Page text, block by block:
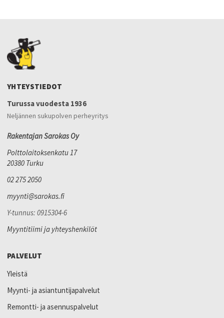
YHTEYSTIEDOT
Turussa vuodesta 1936
Neljännen sukupolven perheyritys
Rakentajan Sarokas Oy
Polttolaitoksenkatu 17
20380 Turku
02 275 2050
myynti@sarokas.fi
Y-tunnus: 0915304-6
Myyntitiimi ja yhteyshenkilöt
PALVELUT
Yleistä
Myynti- ja asiantuntijapalvelut
Remontti- ja asennuspalvelut